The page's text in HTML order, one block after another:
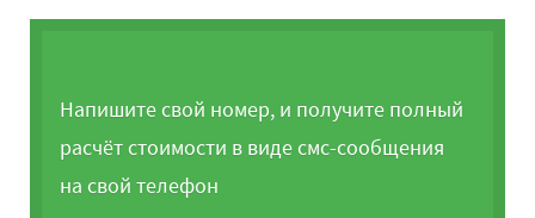
Напишите свой номер, и получите полный
расчёт стоимости в виде смс-сообщения
на свой телефон